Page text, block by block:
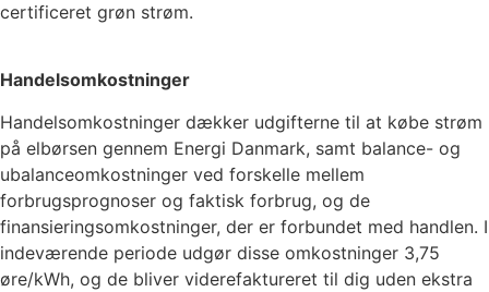
certificeret grøn strøm.
Handelsomkostninger
Handelsomkostninger dækker udgifterne til at købe strøm
på elbørsen gennem Energi Danmark, samt balance- og
ubalanceomkostninger ved forskelle mellem
forbrugsprognoser og faktisk forbrug, og de
finansieringsomkostninger, der er forbundet med handlen. I
indeværende periode udgør disse omkostninger 3,75
øre/kWh, og de bliver viderefaktureret til dig uden ekstra